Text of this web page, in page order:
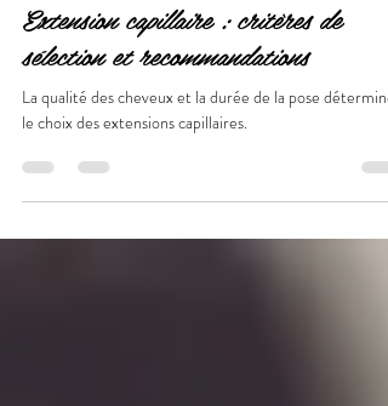
24 sept. 2024 4 min de lecture
Extension capillaire : critères de
sélection et recommandations
La qualité des cheveux et la durée de la pose
le choix des extensions capillaires.